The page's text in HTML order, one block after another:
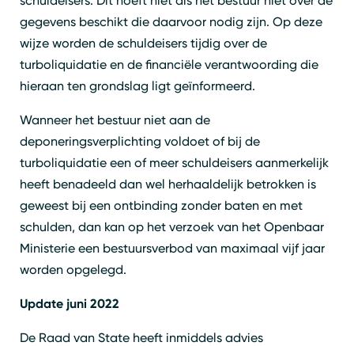
gegevens beschikt die daarvoor nodig zijn. Op deze
wijze worden de schuldeisers tijdig over de
turboliquidatie en de financiële verantwoording die
hieraan ten grondslag ligt geïnformeerd.
Wanneer het bestuur niet aan de
deponeringsverplichting voldoet of bij de
turboliquidatie een of meer schuldeisers aanmerkelijk
heeft benadeeld dan wel herhaaldelijk betrokken is
geweest bij een ontbinding zonder baten en met
schulden, dan kan op het verzoek van het Openbaar
Ministerie een bestuursverbod van maximaal vijf jaar
worden opgelegd.
Update juni 2022
De Raad van State heeft inmiddels advies